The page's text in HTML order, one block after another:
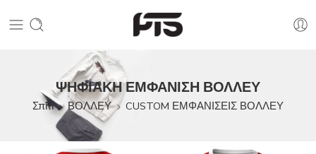
ΨΗΦΙΑΚΗ ΕΜΦΑΝΙΣΗ ΒΟΛΛΕΥ
Σπίτι ΒΟΛΛΕΥ CUSTOM ΕΜΦΑΝΙΣΕΙΣ ΒΟΛΛΕΥ